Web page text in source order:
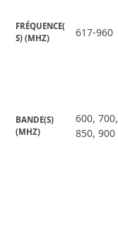
FRÉQUENCE(
S) (MHZ)
617-960
BANDE(S)
(MHZ)
600, 700,
850, 900